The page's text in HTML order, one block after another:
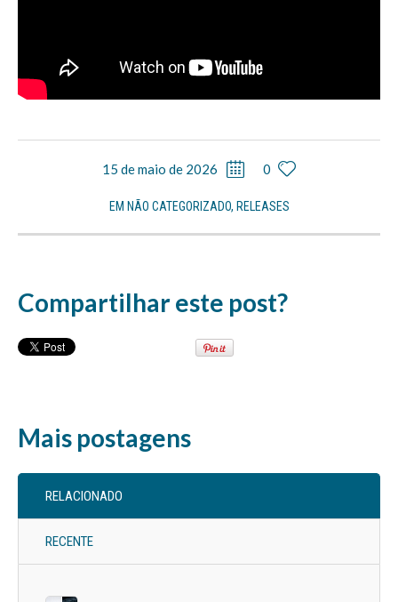
15 de maio de 2026 0
EM NÃO CATEGORIZADO, RELEASES
Compartilhar este post?
Mais postagens
RELACIONADO
RECENTE